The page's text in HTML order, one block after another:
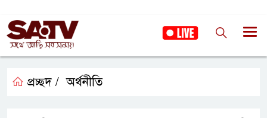
প্রচ্ছদ / অর্থনীতি